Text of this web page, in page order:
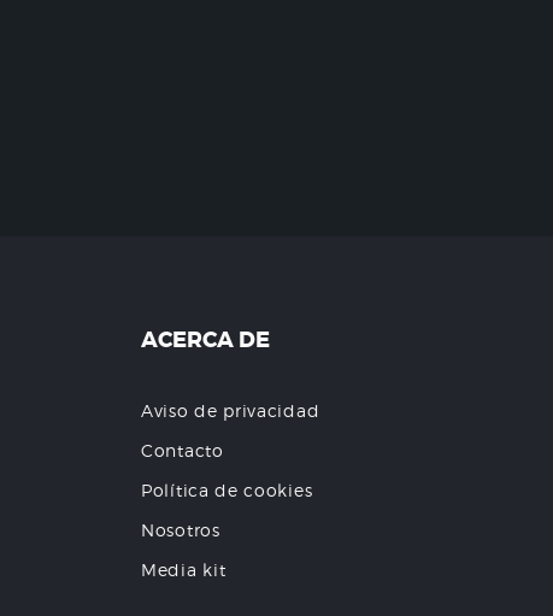
ACERCA DE
Aviso de privacidad
Contacto
Política de cookies
Nosotros
Media kit